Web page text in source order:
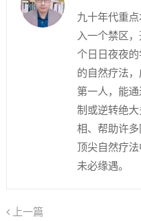
九十年代重
入一个禁区
个日日夜夜
的自然疗法
第一人，能
制或逆转绝
相、帮助许
顶尖自然疗法
未必缘遇。
上一篇